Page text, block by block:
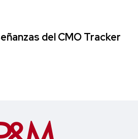
del CMO Tracker